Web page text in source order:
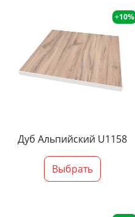
+10%
Дуб Альпийский U1158
Выбрать